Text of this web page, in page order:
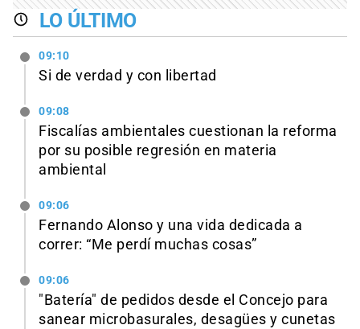
LO ÚLTIMO
09:10
Si de verdad y con libertad
09:08
Fiscalías ambientales cuestionan la reforma
por su posible regresión en materia
ambiental
09:06
Fernando Alonso y una vida dedicada a
correr: “Me perdí muchas cosas”
09:06
"Batería" de pedidos desde el Concejo para
sanear microbasurales, desagües y cunetas